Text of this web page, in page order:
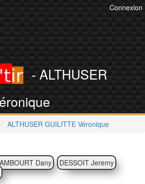
Connexion
- ALTHUSER
ALTHUSER GUILITTE Véronique
Dany
DESSOIT Jeremy